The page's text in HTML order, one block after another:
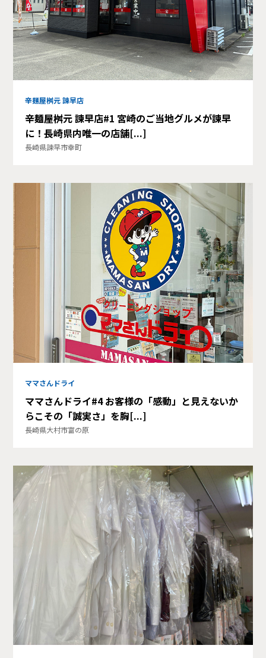
辛麺屋桝元 諫早店
辛麺屋桝元 諫早店#1 宮崎のご当地グルメが諫早
に！長崎県内唯一の店舗[...]
長崎県諫早市幸町
ママさんドライ
ママさんドライ#4 お客様の「感動」と見えないか
らこその「誠実さ」を胸[...]
長崎県大村市富の原